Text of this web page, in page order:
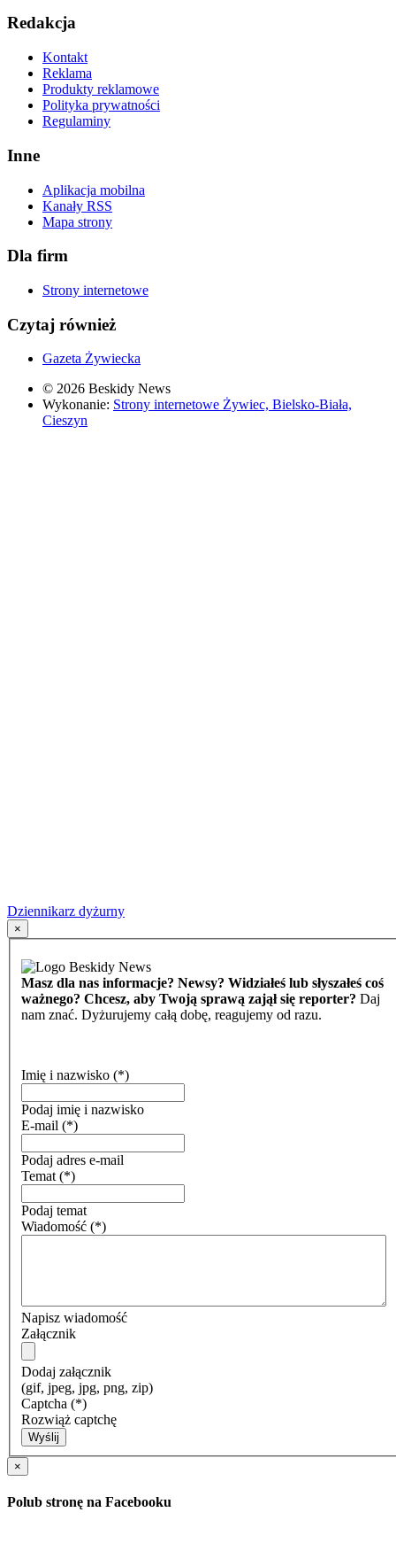
Redakcja
Kontakt
Reklama
Produkty reklamowe
Polityka prywatności
Regulaminy
Inne
Aplikacja mobilna
Kanały RSS
Mapa strony
Dla firm
Strony internetowe
Czytaj również
Gazeta Żywiecka
© 2026 Beskidy News
Wykonanie: Strony internetowe Żywiec, Bielsko-Biała,
Cieszyn
Dziennikarz dyżurny
×
Masz dla nas informacje? Newsy? Widziałeś lub słyszałeś coś
ważnego? Chcesz, aby Twoją sprawą zajął się reporter? Daj
nam znać. Dyżurujemy całą dobę, reagujemy od razu.
Imię i nazwisko (*)
Podaj imię i nazwisko
E-mail (*)
Podaj adres e-mail
Temat (*)
Podaj temat
Wiadomość (*)
Napisz wiadomość
Załącznik
Dodaj załącznik
(gif, jpeg, jpg, png, zip)
Captcha (*)
Rozwiąż captchę
Wyślij
×
Polub stronę na Facebooku